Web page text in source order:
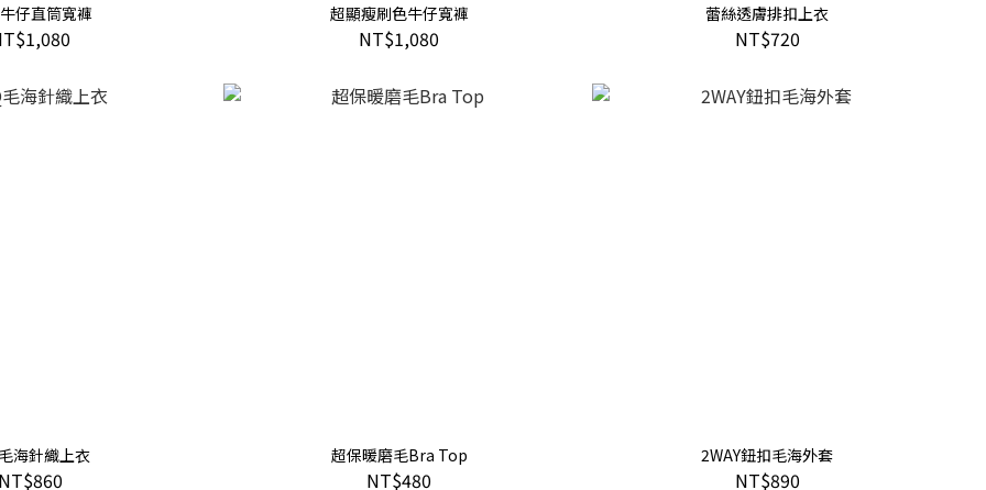
仔直筒寬褲 超顯瘦刷色牛仔寬褲
NT$1,080
蕾絲透膚排扣上衣
NT$720
海針織上衣 超保暖磨毛Bra Top
NT$480
2WAY鈕扣毛海外套
NT$890